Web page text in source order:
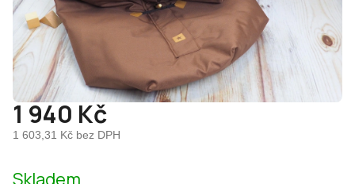
1 940 Kč
1 603,31 Kč bez DPH
cena:
Skladem